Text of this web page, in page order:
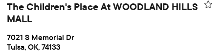
The Children's Place At WOODLAND HILLS
MALL
7021 S Memorial Dr
Tulsa, OK, 74133